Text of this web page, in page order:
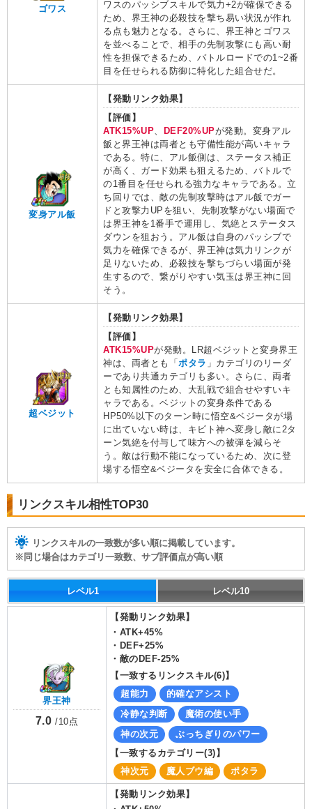
ゴワス
ワスのパッシブスキルで気力+2が確保できる
ため、界王神の必殺技を撃ち易い状況が作れ
る点も魅力となる。さらに、界王神とゴワス
を並べることで、相手の先制攻撃にも高い耐
性を担保できるため、バトルロードでの1~2番
目を任せられる防御に特化した組合せだ。
変身アル飯
【発動リンク効果】
【評価】
ATK15%UP、 DEF20%UPが発動。変身アル
飯と界王神は両者とも守備性能が高いキャラ
である。特に、アル飯側は、ステータス補正
が高く、ガード効果も狙えるため、バトルで
の1番目を任せられる強力なキャラである。立
ち回りでは、敵の先制攻撃時はアル飯でガー
ドと攻撃力UPを狙い、先制攻撃がない場面で
は界王神を1番手で運用し、気絶とステータス
ダウンを狙おう。アル飯は自身のパッシブで
気力を確保できるが、界王神は気力リンクが
足りないため、必殺技を撃ちづらい場面が発
生するので、繋がりやすい気玉は界王神に回
そう。
超ベジット
【発動リンク効果】
【評価】
ATK15%UPが発動。LR超ベジットと変身界王
神は、両者とも「ポタラ 」カテゴリのリーダ
ーであり共通カテゴリも多い。さらに、両者
とも知属性のため、大乱戦で組合せやすいキ
ャラである。ベジットの変身条件である
HP50%以下のターン時に悟空&ベジータが場
に出ていない時は、キビト神へ変身し敵に2タ
ーン気絶を付与して味方への被弾を減らそ
う。敵は行動不能になっているため、次に登
場する悟空&ベジータを安全に合体できる。
リンクスキル相性TOP30
リンクスキルの一致数が多い順に掲載しています。
※同じ場合はカテゴリ一致数、サブ評価点が高い順
レベル1 レベル10
界王神
7.0 /10点
【発動リンク効果】
・ ATK+45%
・ DEF+25%
・ 敵のDEF-25%
【一致するリンクスキル(6)】
超能力
的確なアシスト
冷静な判断
魔術の使い手
神の次元
ぶっちぎりのパワー
【一致するカテゴリー(3)】
神次元
魔人ブウ編 ポタラ
【発動リンク効果】